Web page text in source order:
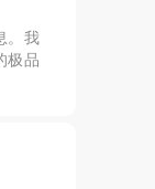
。我
极品
是